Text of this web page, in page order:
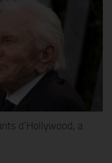
d’Hollywood, a